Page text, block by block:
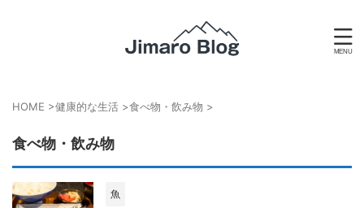
HOME >健康的な生活 >食べ物・飲み物 >
食べ物・飲み物
魚